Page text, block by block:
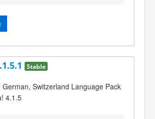
Stable
German, Switzerland Language Pack
4.1.5